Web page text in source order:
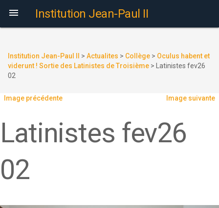
 Institution Jean-Paul II
Institution Jean-Paul II > Actualites > Collège > Oculus habent et
viderunt ! Sortie des Latinistes de Troisième >
Latinistes fev26
02
Image précédente Image suivante
Latinistes fev26
02